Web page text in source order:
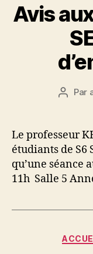
Avis
Auteur
Par
Le professeur
étudiants de S6
qu’une séance
11h Salle 5